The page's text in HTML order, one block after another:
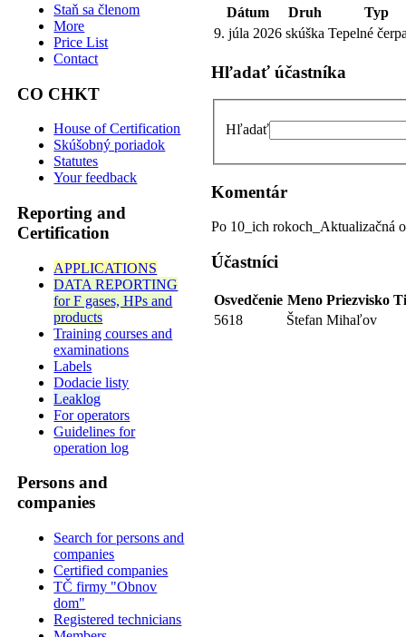
Staň sa členom
More
Price List
Contact
CO CHKT
House of Certification
Skúšobný poriadok
Statutes
Your feedback
Reporting and
Certification
APPLICATIONS
DATA REPORTING
for F gases, HPs and
products
Training courses and
examinations
Labels
Dodacie listy
Leaklog
For operators
Guidelines for
operation log
Persons and
companies
Search for persons and
companies
Certified companies
TČ firmy "Obnov
dom"
Registered technicians
Dátum Druh
Typ
9. júla 2026 skúška Tepelné
Hľadať účastníka
Hľadať
Komentár
Po 10_ich rokoch_Aktualizačná
Účastníci
Osvedčenie Meno Priezvisko
5618
Štefan Mihaľov